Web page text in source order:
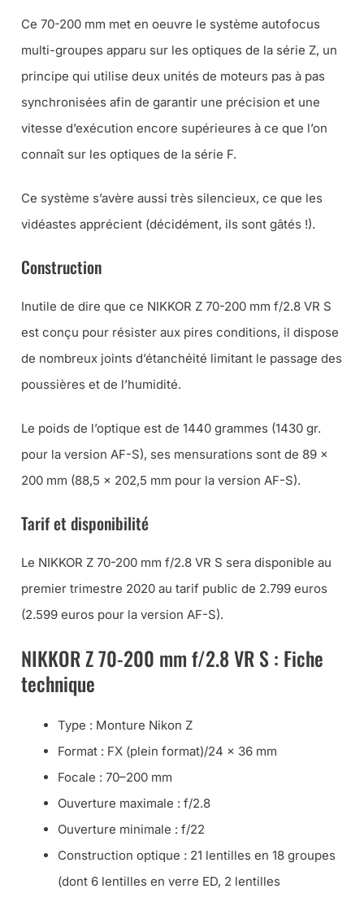
Ce 70-200 mm met en oeuvre le système autofocus
multi-groupes apparu sur les optiques de la série Z, un
principe qui utilise deux unités de moteurs pas à pas
synchronisées afin de garantir une précision et une
vitesse d’exécution encore supérieures à ce que l’on
connaît sur les optiques de la série F.
Ce système s’avère aussi très silencieux, ce que les
vidéastes apprécient (décidément, ils sont gâtés !).
Construction
Inutile de dire que ce NIKKOR Z 70-200 mm f/2.8 VR S
est conçu pour résister aux pires conditions, il dispose
de nombreux joints d’étanchéité limitant le passage des
poussières et de l’humidité.
Le poids de l’optique est de 1440 grammes (1430 gr.
pour la version AF-S), ses mensurations sont de 89 x
200 mm (88,5 x 202,5 mm pour la version AF-S).
Tarif et disponibilité
Le NIKKOR Z 70-200 mm f/2.8 VR S sera disponible au
premier trimestre 2020 au tarif public de 2.799 euros
(2.599 euros pour la version AF-S).
NIKKOR Z 70-200 mm f/2.8 VR S : Fiche
technique
Type : Monture Nikon Z
Format : FX (plein format)/24 × 36 mm
Focale : 70–200 mm
Ouverture maximale : f/2.8
Ouverture minimale : f/22
Construction optique : 21 lentilles en 18 groupes
(dont 6 lentilles en verre ED, 2 lentilles